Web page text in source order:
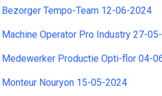
Bezorger Tempo-Team 12-06-2024
Machine Operator Pro Industry 27-
Medewerker Productie Opti-flor 04-
Monteur Nouryon 15-05-2024